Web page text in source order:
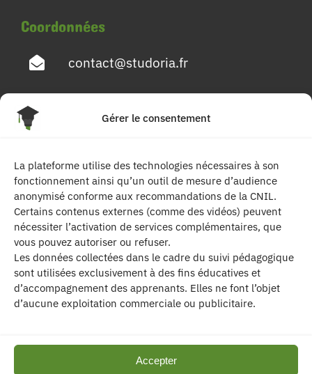
Gérer le consentement
La plateforme utilise des technologies nécessaires à son
fonctionnement ainsi qu’un outil de mesure d’audience
anonymisé conforme aux recommandations de la CNIL.
Certains contenus externes (comme des vidéos) peuvent
nécessiter l’activation de services complémentaires, que
vous pouvez autoriser ou refuser.
Les données collectées dans le cadre du suivi pédagogique
sont utilisées exclusivement à des fins éducatives et
d’accompagnement des apprenants. Elles ne font l’objet
d’aucune exploitation commerciale ou publicitaire.
Accepter
Coordonnées
contact@studoria.fr
4 Rue Georges Pompidou
Suivez-nous
| Les contenus publiés sur ce site sont